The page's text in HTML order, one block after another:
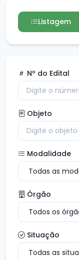
Listagem
Nº do Edital
Objeto
Modalidade
Órgão
Situação